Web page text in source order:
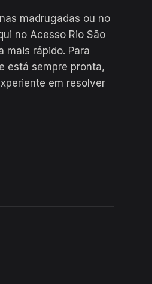
madrugadas ou no
no Acesso Rio São
mais rápido. Para
está sempre pronta,
em resolver